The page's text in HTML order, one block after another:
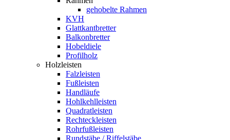
gehobelte Rahmen
KVH
Glattkantbretter
Balkonbretter
Hobeldiele
Profilholz
Holzleisten
Falzleisten
Fußleisten
Handläufe
Hohlkehlleisten
Quadratleisten
Rechteckleisten
Rohrfußleisten